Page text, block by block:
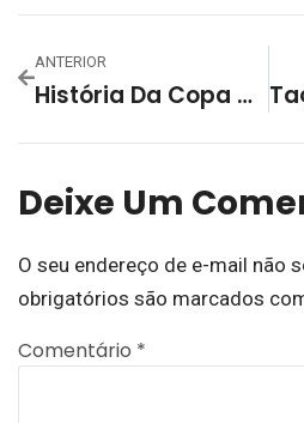
ANTERIOR
História Da Copa Das Comunidades – Parte Final
Deixe Um
O seu endereço de e-mail não
obrigatórios são marcados
Comentário *